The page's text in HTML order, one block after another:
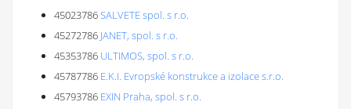
45023786SALVETE spol. s r.o.
45272786 JANET, spol. s r.o.
45353786 ULTIMOS, spol. s r.o.
45787786 E.K.I. Evropské konstrukce a izolace s.r.o.
45793786 EXIN Praha, spol. s r.o.